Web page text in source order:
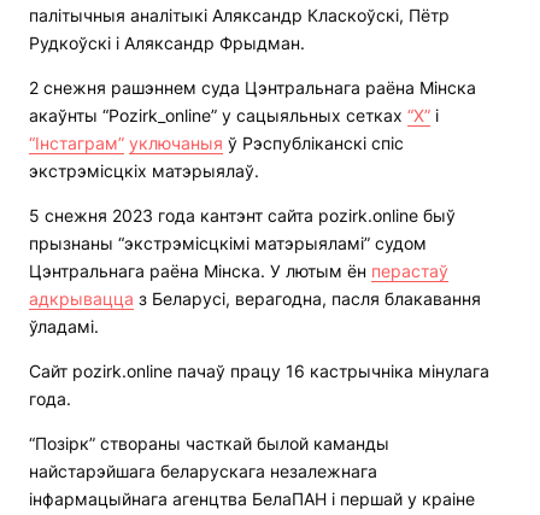
палітычныя аналітыкі Аляксандр Класкоўскі, Пётр
Рудкоўскі і Аляксандр Фрыдман.
2 снежня рашэннем суда Цэнтральнага раёна Мінска
акаўнты “Pozirk_online” у сацыяльных сетках “Х” і
“Інстаграм” уключаныя ў Рэспубліканскі спіс
экстрэмісцкіх матэрыялаў.
5 снежня 2023 года кантэнт сайта pozirk.online быў
прызнаны “экстрэмісцкімі матэрыяламі” судом
Цэнтральнага раёна Мінска. У лютым ён перастаў
адкрывацца з Беларусі, верагодна, пасля блакавання
ўладамі.
Сайт pozirk.online пачаў працу 16 кастрычніка мінулага
года.
“Позірк” створаны часткай былой каманды
найстарэйшага беларускага незалежнага
інфармацыйнага агенцтва БелаПАН і першай у краіне